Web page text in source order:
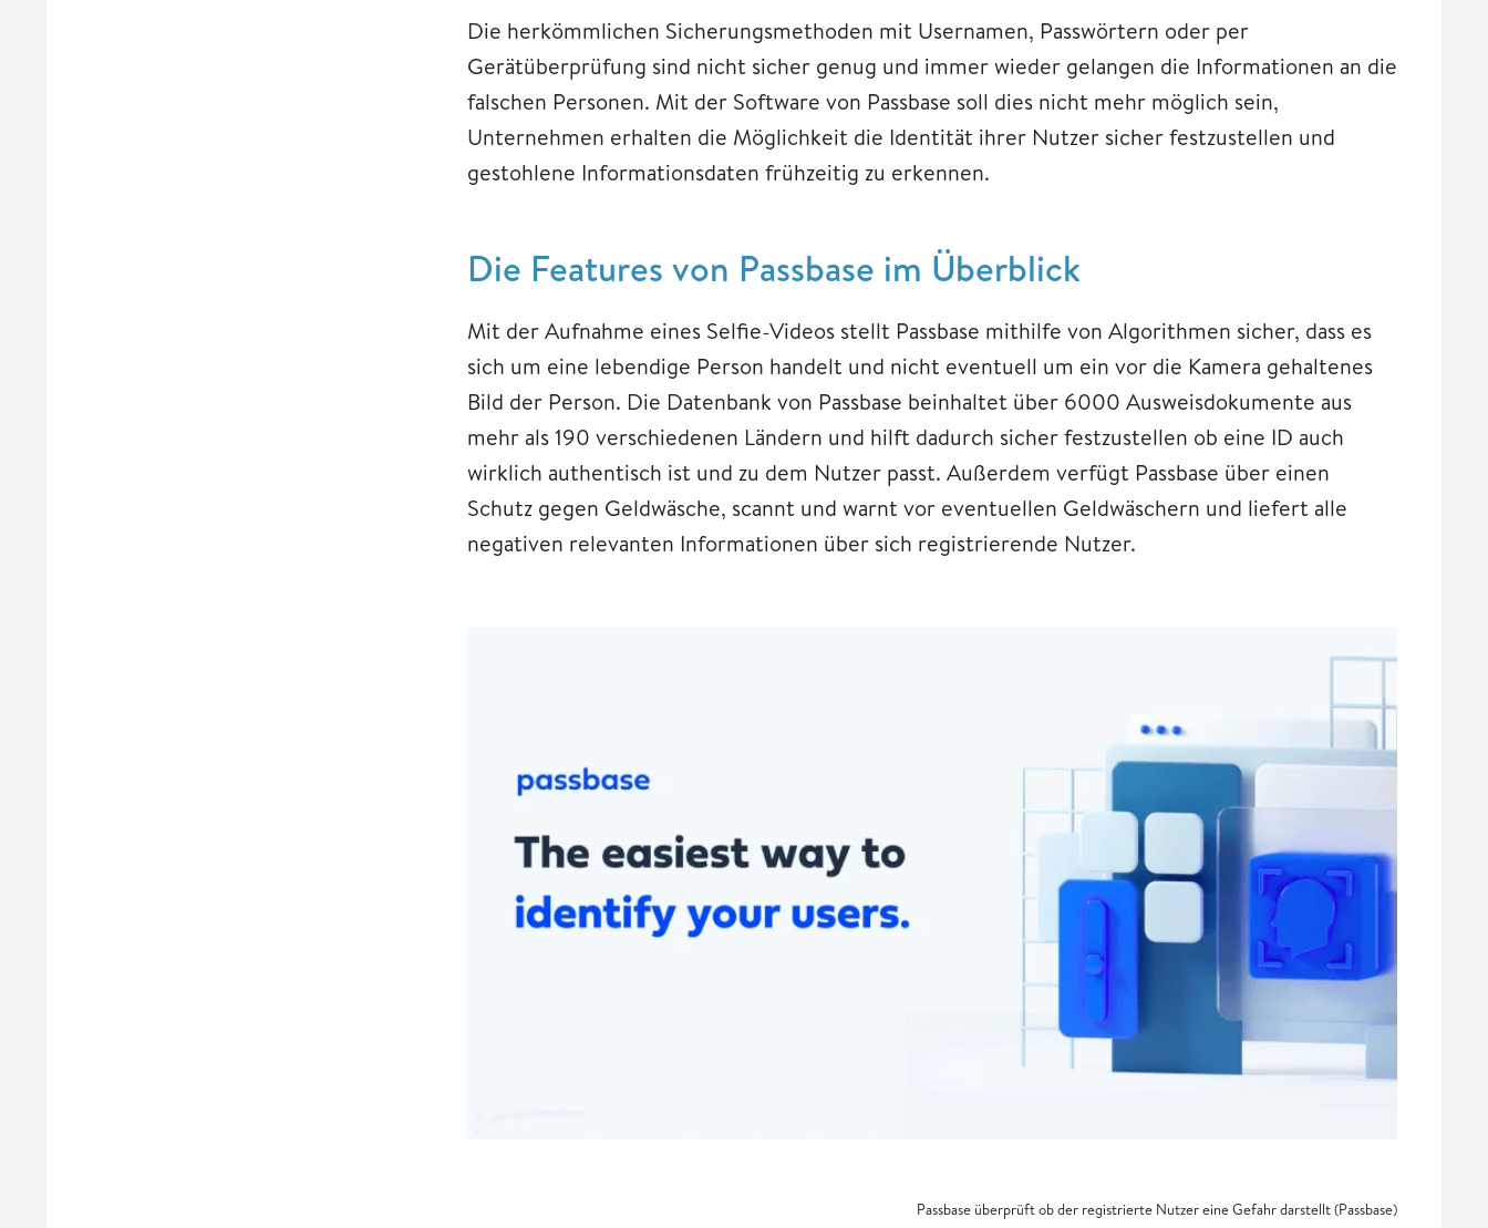
Die herkömmlichen Sicherungsmethoden mit Usernamen, Passwörtern oder per
Gerätüberprüfung sind nicht sicher genug und immer wieder gelangen die Informationen an die
falschen Personen. Mit der Software von Passbase soll dies nicht mehr möglich sein,
Unternehmen erhalten die Möglichkeit die Identität ihrer Nutzer sicher festzustellen und
gestohlene Informationsdaten frühzeitig zu erkennen.
Die Features von Passbase im Überblick
Mit der Aufnahme eines Selfie-Videos stellt Passbase mithilfe von Algorithmen sicher, dass es
sich um eine lebendige Person handelt und nicht eventuell um ein vor die Kamera gehaltenes
Bild der Person. Die Datenbank von Passbase beinhaltet über 6000 Ausweisdokumente aus
mehr als 190 verschiedenen Ländern und hilft dadurch sicher festzustellen ob eine ID auch
wirklich authentisch ist und zu dem Nutzer passt. Außerdem verfügt Passbase über einen
Schutz gegen Geldwäsche, scannt und warnt vor eventuellen Geldwäschern und liefert alle
negativen relevanten Informationen über sich registrierende Nutzer.
Passbase überprüft ob der registrierte Nutzer eine Gefahr darstellt (Passbase)